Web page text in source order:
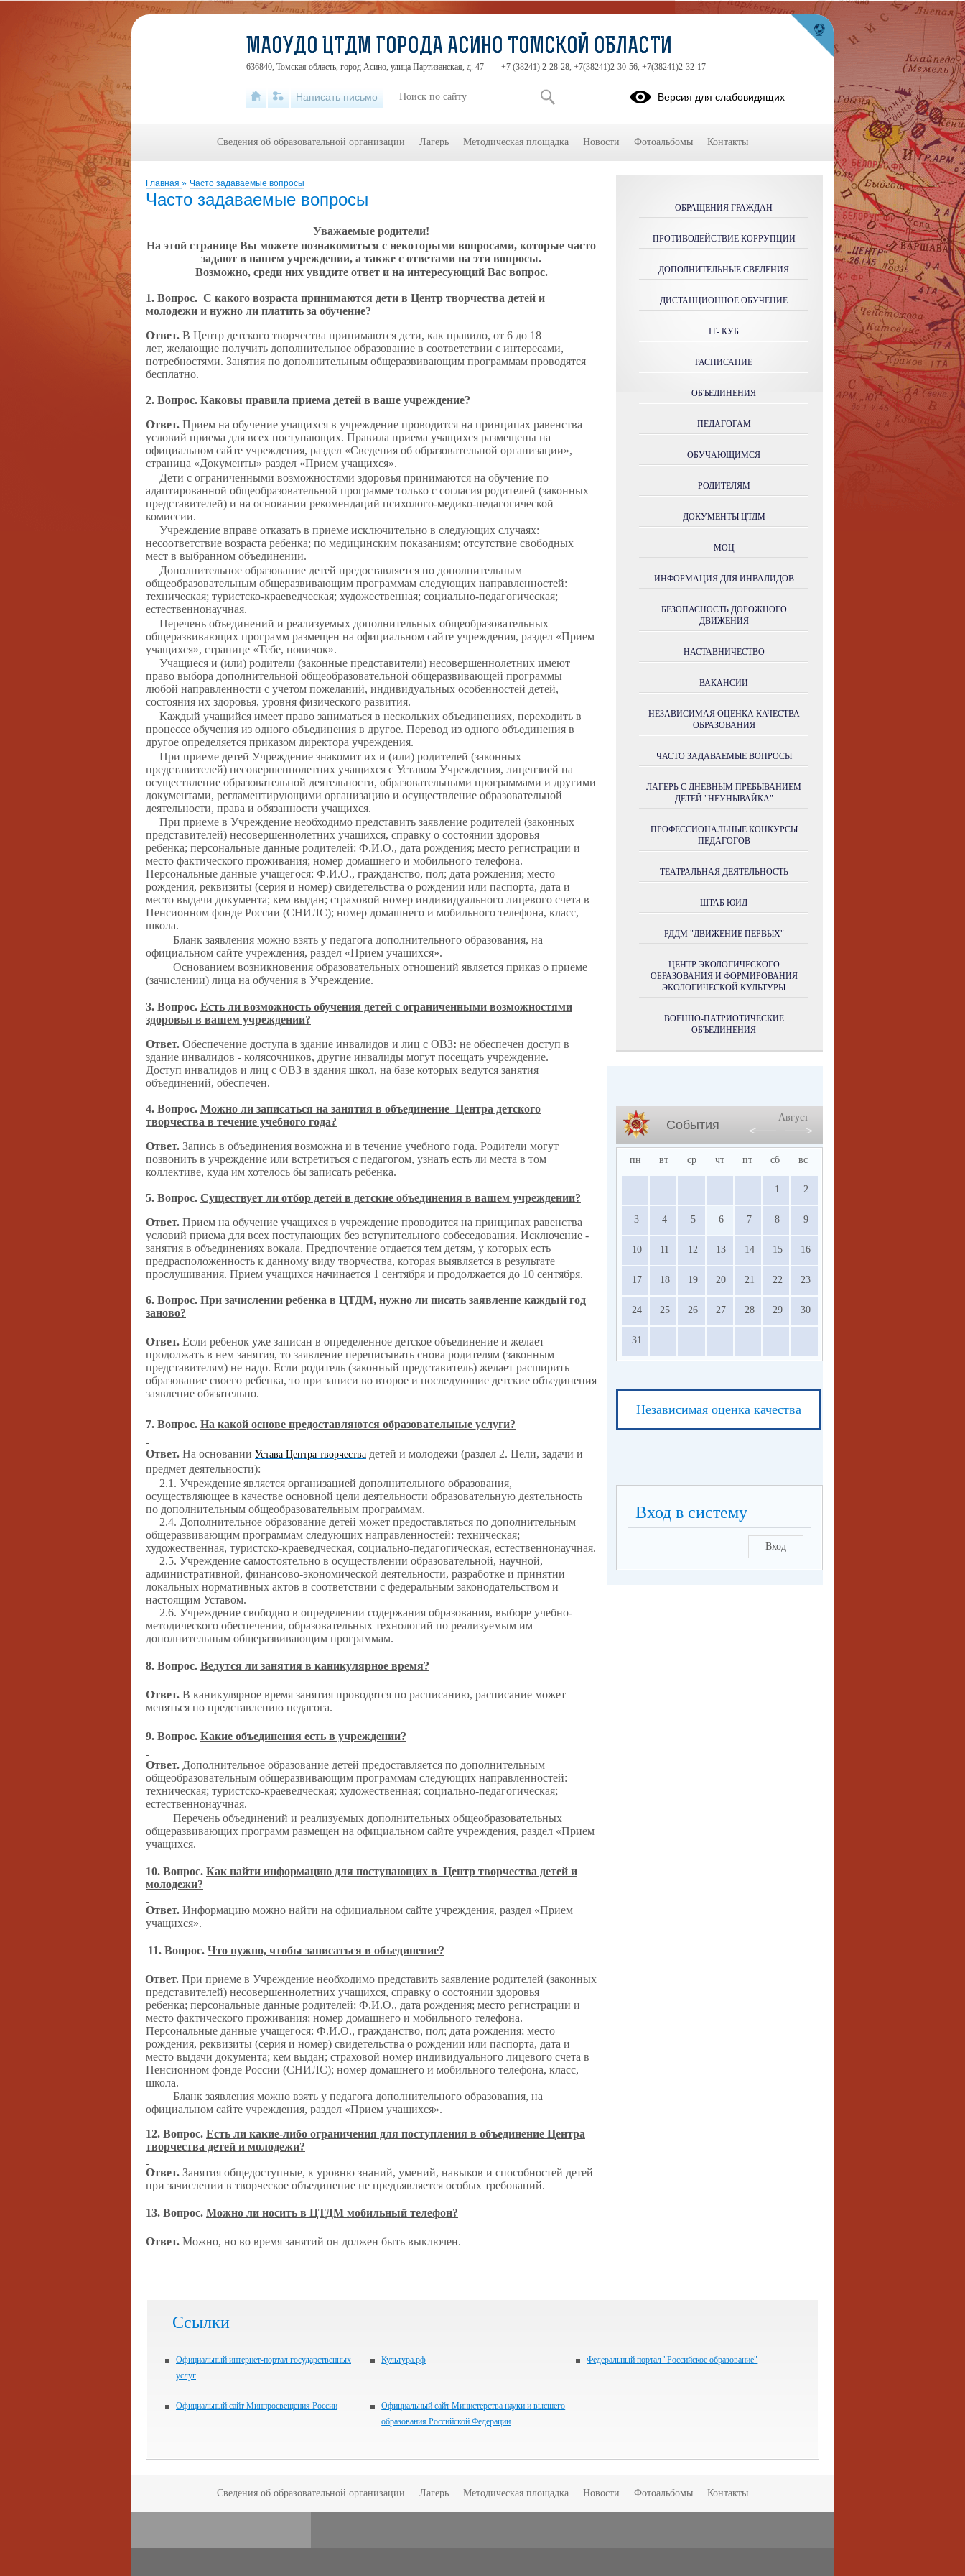
Главная » Часто задаваемые вопросы
Часто задаваемые вопросы
Уважаемые родители!
На этой странице Вы можете познакомиться с некоторыми вопросами, которые часто
задают в нашем учреждении, а также с ответами на эти вопросы.
Возможно, среди них увидите ответ и на интересующий Вас вопрос.
1. Вопрос. С какого возраста принимаются дети в Центр творчества детей и
молодежи и нужно ли платить за обучение?
Ответ. В Центр детского творчества принимаются дети, как правило, от 6 до 18
лет, желающие получить дополнительное образование в соответствии с интересами,
потребностями. Занятия по дополнительным общеразвивающим программам проводятся
бесплатно.
2. Вопрос. Каковы правила приема детей в ваше учреждение?
Ответ. Прием на обучение учащихся в учреждение проводится на принципах равенства
условий приема для всех поступающих. Правила приема учащихся размещены на
официальном сайте учреждения, раздел «Сведения об образовательной организации»,
страница «Документы» раздел «Прием учащихся».
Дети с ограниченными возможностями здоровья принимаются на обучение по
адаптированной общеобразовательной программе только с согласия родителей (законных
представителей) и на основании рекомендаций психолого-медико-педагогической
комиссии.
Учреждение вправе отказать в приеме исключительно в следующих случаях:
несоответствие возраста ребенка; по медицинским показаниям; отсутствие свободных
мест в выбранном объединении.
Дополнительное образование детей предоставляется по дополнительным
общеобразовательным общеразвивающим программам следующих направленностей:
техническая; туристско-краеведческая; художественная; социально-педагогическая;
естественнонаучная.
Перечень объединений и реализуемых дополнительных общеобразовательных
общеразвивающих программ размещен на официальном сайте учреждения, раздел «Прием
учащихся», странице «Тебе, новичок».
Учащиеся и (или) родители (законные представители) несовершеннолетних имеют
право выбора дополнительной общеобразовательной общеразвивающей программы
любой направленности с учетом пожеланий, индивидуальных особенностей детей,
состояния их здоровья, уровня физического развития.
Каждый учащийся имеет право заниматься в нескольких объединениях, переходить в
процессе обучения из одного объединения в другое. Перевод из одного объединения в
другое определяется приказом директора учреждения.
При приеме детей Учреждение знакомит их и (или) родителей (законных
представителей) несовершеннолетних учащихся с Уставом Учреждения, лицензией на
осуществление образовательной деятельности, образовательными программами и другими
документами, регламентирующими организацию и осуществление образовательной
деятельности, права и обязанности учащихся.
При приеме в Учреждение необходимо представить заявление родителей (законных
представителей) несовершеннолетних учащихся, справку о состоянии здоровья
ребенка; персональные данные родителей: Ф.И.О., дата рождения; место регистрации и
место фактического проживания; номер домашнего и мобильного телефона.
Персональные данные учащегося: Ф.И.О., гражданство, пол; дата рождения; место
рождения, реквизиты (серия и номер) свидетельства о рождении или паспорта, дата и
место выдачи документа; кем выдан; страховой номер индивидуального лицевого счета в
Пенсионном фонде России (СНИЛС); номер домашнего и мобильного телефона, класс,
школа.
Бланк заявления можно взять у педагога дополнительного образования, на
официальном сайте учреждения, раздел «Прием учащихся».
Основанием возникновения образовательных отношений является приказ о приеме
(зачислении) лица на обучения в Учреждение.
3. Вопрос. Есть ли возможность обучения детей с ограниченными возможностями
здоровья в вашем учреждении?
Ответ. Обеспечение доступа в здание инвалидов и лиц с ОВЗ: не обеспечен доступ в
здание инвалидов - колясочников, другие инвалиды могут посещать учреждение.
Доступ инвалидов и лиц с ОВЗ в здания школ, на базе которых ведутся занятия
объединений, обеспечен.
4. Вопрос. Можно ли записаться на занятия в объединение Центра детского
творчества в течение учебного года?
Ответ. Запись в объединения возможна и в течение учебного года. Родители могут
позвонить в учреждение или встретиться с педагогом, узнать есть ли места в том
коллективе, куда им хотелось бы записать ребенка.
5. Вопрос. Существует ли отбор детей в детские объединения в вашем учреждении?
Ответ. Прием на обучение учащихся в учреждение проводится на принципах равенства
условий приема для всех поступающих без вступительного собеседования. Исключение -
занятия в объединениях вокала. Предпочтение отдается тем детям, у которых есть
предрасположенность к данному виду творчества, которая выявляется в результате
прослушивания. Прием учащихся начинается 1 сентября и продолжается до 10 сентября.
6. Вопрос. При зачислении ребенка в ЦТДМ, нужно ли писать заявление каждый год
заново?
Ответ. Если ребенок уже записан в определенное детское объединение и желает
продолжать в нем занятия, то заявление переписывать снова родителям (законным
представителям) не надо. Если родитель (законный представитель) желает расширить
образование своего ребенка, то при записи во второе и последующие детские объединения
заявление обязательно.
7. Вопрос. На какой основе предоставляются образовательные услуги?
Ответ. На основании Устава Центра творчества детей и молодежи (раздел 2. Цели, задачи и
предмет деятельности):
2.1. Учреждение является организацией дополнительного образования,
осуществляющее в качестве основной цели деятельности образовательную деятельность
по дополнительным общеобразовательным программам.
2.4. Дополнительное образование детей может предоставляться по дополнительным
общеразвивающим программам следующих направленностей: техническая;
художественная, туристско-краеведческая, социально-педагогическая, естественнонаучная.
2.5. Учреждение самостоятельно в осуществлении образовательной, научной,
административной, финансово-экономической деятельности, разработке и принятии
локальных нормативных актов в соответствии с федеральным законодательством и
настоящим Уставом.
2.6. Учреждение свободно в определении содержания образования, выборе учебно-
методического обеспечения, образовательных технологий по реализуемым им
дополнительным общеразвивающим программам.
8. Вопрос. Ведутся ли занятия в каникулярное время?
Ответ. В каникулярное время занятия проводятся по расписанию, расписание может
меняться по представлению педагога.
9. Вопрос. Какие объединения есть в учреждении?
Ответ. Дополнительное образование детей предоставляется по дополнительным
общеобразовательным общеразвивающим программам следующих направленностей:
техническая; туристско-краеведческая; художественная; социально-педагогическая;
естественнонаучная.
Перечень объединений и реализуемых дополнительных общеобразовательных
общеразвивающих программ размещен на официальном сайте учреждения, раздел «Прием
учащихся.
10. Вопрос. Как найти информацию для поступающих в Центр творчества детей и
молодежи?
Ответ. Информацию можно найти на официальном сайте учреждения, раздел «Прием
учащихся».
11. Вопрос. Что нужно, чтобы записаться в объединение?
Ответ. При приеме в Учреждение необходимо представить заявление родителей (законных
представителей) несовершеннолетних учащихся, справку о состоянии здоровья
ребенка; персональные данные родителей: Ф.И.О., дата рождения; место регистрации и
место фактического проживания; номер домашнего и мобильного телефона.
Персональные данные учащегося: Ф.И.О., гражданство, пол; дата рождения; место
рождения, реквизиты (серия и номер) свидетельства о рождении или паспорта, дата и
место выдачи документа; кем выдан; страховой номер индивидуального лицевого счета в
Пенсионном фонде России (СНИЛС); номер домашнего и мобильного телефона, класс,
школа.
Бланк заявления можно взять у педагога дополнительного образования, на
официальном сайте учреждения, раздел «Прием учащихся».
12. Вопрос. Есть ли какие-либо ограничения для поступления в объединение Центра
творчества детей и молодежи?
Ответ. Занятия общедоступные, к уровню знаний, умений, навыков и способностей детей
при зачислении в творческое объединение не предъявляется особых требований.
13. Вопрос. Можно ли носить в ЦТДМ мобильный телефон?
Ответ. Можно, но во время занятий он должен быть выключен.
ОБРАЩЕНИЯ ГРАЖДАН
ПРОТИВОДЕЙСТВИЕ КОРРУПЦИИ
ДОПОЛНИТЕЛЬНЫЕ СВЕДЕНИЯ
ДИСТАНЦИОННОЕ ОБУЧЕНИЕ
IТ- КУБ
РАСПИСАНИЕ
ОБЪЕДИНЕНИЯ
ПЕДАГОГАМ
ОБУЧАЮЩИМСЯ
РОДИТЕЛЯМ
ДОКУМЕНТЫ ЦТДМ
МОЦ
ИНФОРМАЦИЯ ДЛЯ ИНВАЛИДОВ
БЕЗОПАСНОСТЬ ДОРОЖНОГО
ДВИЖЕНИЯ
НАСТАВНИЧЕСТВО
ВАКАНСИИ
НЕЗАВИСИМАЯ ОЦЕНКА КАЧЕСТВА
ОБРАЗОВАНИЯ
ЧАСТО ЗАДАВАЕМЫЕ ВОПРОСЫ
ЛАГЕРЬ С ДНЕВНЫМ ПРЕБЫВАНИЕМ
ДЕТЕЙ "НЕУНЫВАЙКА"
ПРОФЕССИОНАЛЬНЫЕ КОНКУРСЫ
ПЕДАГОГОВ
ТЕАТРАЛЬНАЯ ДЕЯТЕЛЬНОСТЬ
ШТАБ ЮИД
РДДМ "ДВИЖЕНИЕ ПЕРВЫХ"
ЦЕНТР ЭКОЛОГИЧЕСКОГО
ОБРАЗОВАНИЯ И ФОРМИРОВАНИЯ
ЭКОЛОГИЧЕСКОЙ КУЛЬТУРЫ
ВОЕННО-ПАТРИОТИЧЕСКИЕ
ОБЪЕДИНЕНИЯ
События
Август
пн вт ср чт пт сб вс
1 2
3 4 5 6 7 8 9
10 11 12 13 14 15 16
17 18 19 20 21 22 23
24 25 26 27 28 29 30
31
Независимая оценка качества
Вход в систему
Вход
Ссылки
Официальный интернет-портал государственных
услуг
Культура.рф Федеральный портал "Российское образование"
Официальный сайт Минпросвещения России
Официальный сайт Министерства науки и высшего
образования Российской Федерации
МАОУДО ЦТДМ ГОРОДА АСИНО ТОМСКОЙ ОБЛАСТИ
636840, Томская область, город Асино, улица Партизанская, д. 47 +7 (38241) 2-28-28, +7(38241)2-30-56, +7(38241)2-32-17
Написать письмо Версия для слабовидящих
Сведения об образовательной организации Лагерь Методическая площадка Новости Фотоальбомы Контакты
Сведения об образовательной организации Лагерь Методическая площадка Новости Фотоальбомы Контакты